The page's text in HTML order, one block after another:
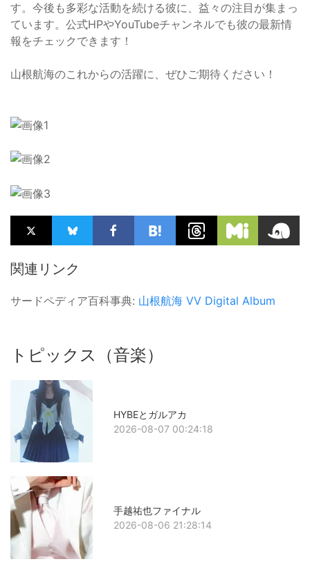
す。今後も多彩な活動を続ける彼に、益々の注目が集まっ
ています。公式HPやYouTubeチャンネルでも彼の最新情
報をチェックできます！
山根航海のこれからの活躍に、ぜひご期待ください！
関連リンク
サードペディア百科事典: 山根航海 VV Digital Album
トピックス（音楽）
HYBEとガルアカ
2026-08-07 00:24:18
手越祐也ファイナル
2026-08-06 21:28:14